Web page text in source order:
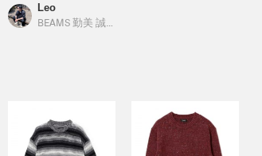
／BEAMS
Leo
BEAMS 勤美 誠品綠園道